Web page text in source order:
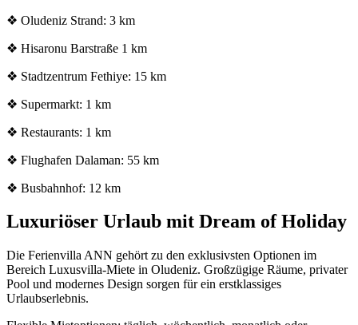
❖ Oludeniz Strand: 3 km
❖ Hisaronu Barstraße 1 km
❖ Stadtzentrum Fethiye: 15 km
❖ Supermarkt: 1 km
❖ Restaurants: 1 km
❖ Flughafen Dalaman: 55 km
❖ Busbahnhof: 12 km
Luxuriöser Urlaub mit Dream of Holiday
Die Ferienvilla ANN gehört zu den exklusivsten Optionen im
Bereich Luxusvilla-Miete in Oludeniz. Großzügige Räume, privater
Pool und modernes Design sorgen für ein erstklassiges
Urlaubserlebnis.